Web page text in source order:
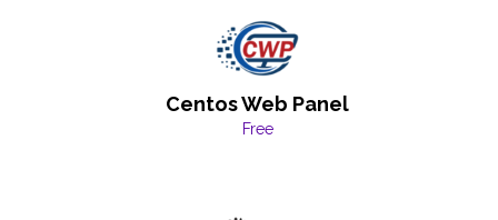
Centos Web Panel
Free